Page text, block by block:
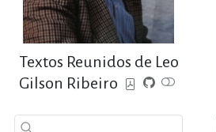
Textos Reunidos de Leo
Gilson Ribeiro